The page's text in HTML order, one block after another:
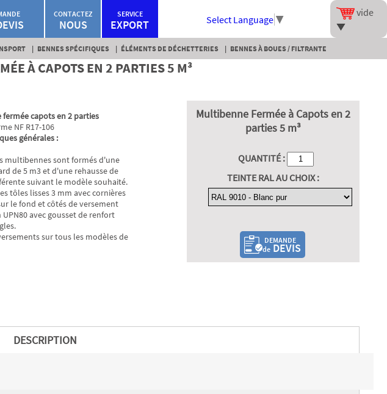
CONTACTEZ
NOUS
SERVICE
EXPORT Select Language ▼
vide
BENNES SPÉCIFIQUES ÉLÉMENTS DE DÉCHETTERIES BENNES À BOUES / FILTRANTE
À CAPOTS EN 2 PARTIES 5 M³
capots en 2 parties
NF R17-106
générales :
multibennes sont formés d'une
de 5 m3 et d'une rehausse de
suivant le modèle souhaité.
tôles lisses 3 mm avec cornières
le fond et côtés de versement
avec gousset de renfort
sur tous les modèles de
Multibenne Fermée à Capots en 2
parties 5 m³
QUANTITÉ :
TEINTE RAL AU CHOIX :
DEMANDE
deDEVIS
DESCRIPTION